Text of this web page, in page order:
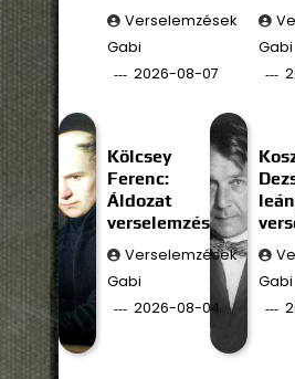
Verselemzések
Gabi
2026-08-07
Gabi
Kölcsey
Ferenc:
Áldozat
verselemzés
Verselemzések
Gabi
2026-08-04
Gabi